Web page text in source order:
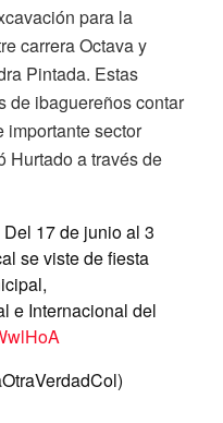
para la
carrera Octava y
Pintada. Estas
de ibaguereños contar
importante sector
Hurtado a través de
Del 17 de junio al 3
se viste de fiesta
e Internacional del